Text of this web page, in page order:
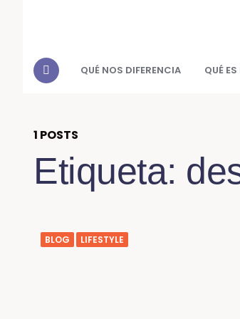
QUÉ NOS DIFERENCIA QUÉ
1 POSTS
Etiqueta:
BLOG LIFESTYLE